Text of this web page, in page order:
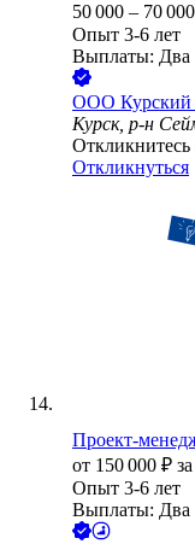
50 000 – 70 000
Опыт 3-6 лет
Выплаты: Два
ООО
Курск, р-н
Откликнуться
Проект-
от 150 000 ₽
Опыт 3-6 лет
Выплаты: Два